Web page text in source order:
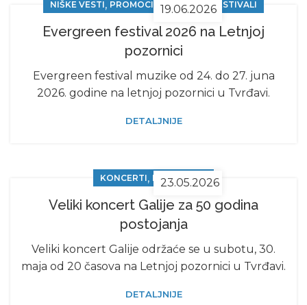
19.06.2026
NIŠKE VESTI, PROMOCIJE, SAJMOVI, FESTIVALI
Evergreen festival 2026 na Letnjoj
pozornici
Evergreen festival muzike od 24. do 27. juna
2026. godine na letnjoj pozornici u Tvrđavi.
DETALJNIJE
23.05.2026
KONCERTI, NIŠKE VESTI
Veliki koncert Galije za 50 godina
postojanja
Veliki koncert Galije održaće se u subotu, 30.
maja od 20 časova na Letnjoj pozornici u Tvrđavi.
DETALJNIJE